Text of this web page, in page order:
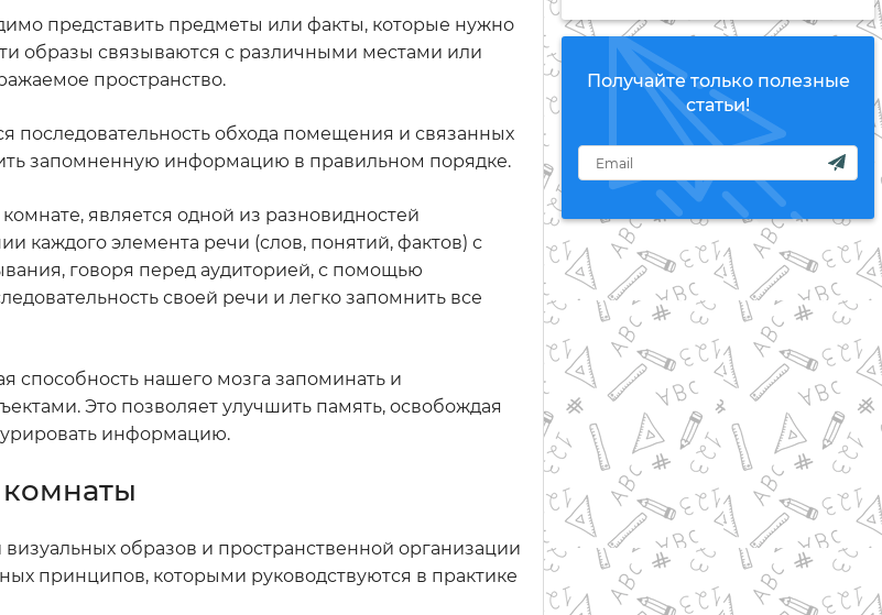
Получайте только полезные
статьи!
представить предметы или факты, которые нужно
образы связываются с различными местами или
пространство.
обхода помещения и связанных
запомненную информацию в правильном порядке.
является одной из разновидностей
каждого элемента речи (слов, понятий, фактов) с
говоря перед аудиторией, с помощью
своей речи и легко запомнить все
способность нашего мозга запоминать и
Это позволяет улучшить память, освобождая
информацию.
образов и пространственной организации
принципов, которыми руководствуются в практике